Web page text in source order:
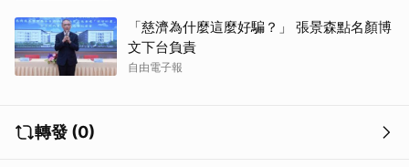
「慈濟為什麼這麼好騙？」 張景森點名顏博
文下台負責
自由電子報
轉發 (0)